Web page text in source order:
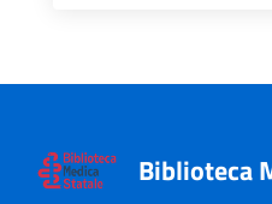
Biblioteca